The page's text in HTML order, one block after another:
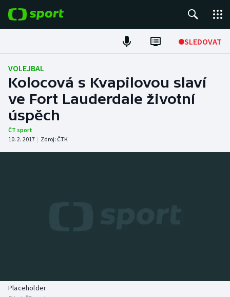
SLEDOVAT
Fotbal
Hokej
Tenis
Atletika
Biatlon
Aplikace ČT sport
VOLEJBAL
Kolocová s Kvapilovou slaví
ve Fort Lauderdale životní
úspěch
ČT sport
10. 2. 2017 | Zdroj: ČTK
Placeholder